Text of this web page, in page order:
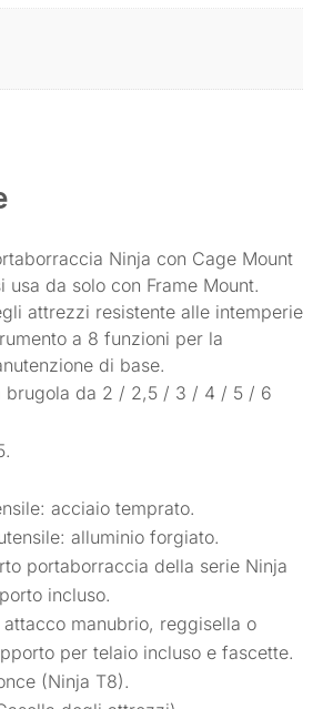
Ninja con Cage Mount
usa da solo con Frame Mount.
attrezzi resistente alle intemperie
a 8 funzioni per la
di base.
brugola da 2 / 2,5 / 3 / 4 / 5 / 6
acciaio temprato.
alluminio forgiato.
portaborraccia della serie Ninja
incluso.
manubrio, reggisella o
per telaio incluso e fascette.
(Ninja T8).